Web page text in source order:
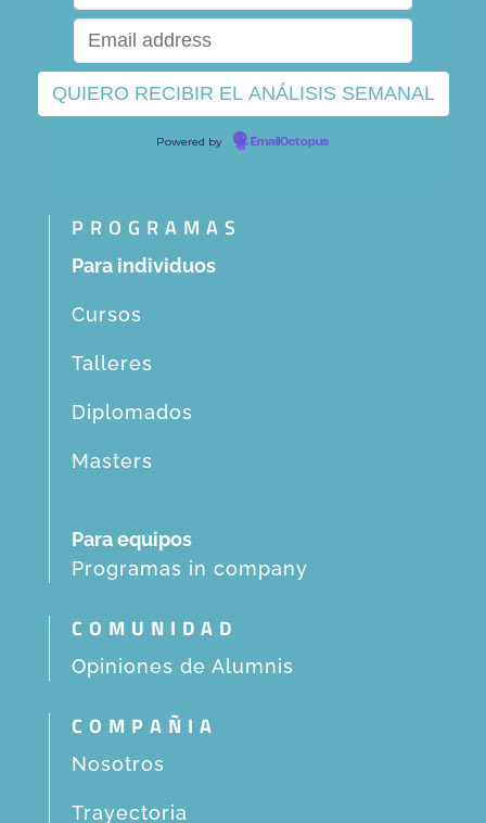
Powered by EmailOctopus
PROGRAMAS
Para individuos
Cursos
Talleres
Diplomados
Masters
Para equipos
Programas in company
COMUNIDAD
Opiniones de Alumnis
COMPAÑIA
Nosotros
Trayectoria